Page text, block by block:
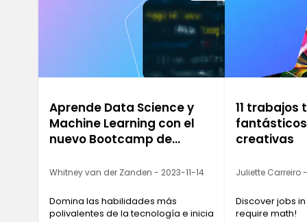
Aprende Data Science y
Machine Learning con el
nuevo Bootcamp de
Whitney van der Zanden - 2023-11-14
Domina las habilidades más
polivalentes de la tecnología e inicia
11 trabajos
creativas
Juliette Carreiro
Discover jobs
require math!